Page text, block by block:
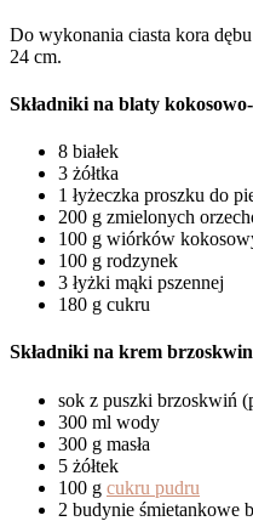
Do wykonania ciasta kora
24 cm.
Składniki na blaty
8 białek
3 żółtka
1 łyżeczka proszku do
200 g zmielonych
100 g wiórków
100 g rodzynek
3 łyżki mąki pszennej
180 g cukru
Składniki na krem
sok z puszki brzoskwiń
300 ml wody
300 g masła
5 żółtek
100 g cukru pudru
2 budynie śmietankowe